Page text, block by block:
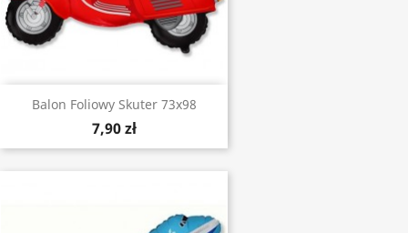
Balon Foliowy Skuter 73x98
7,90 zł